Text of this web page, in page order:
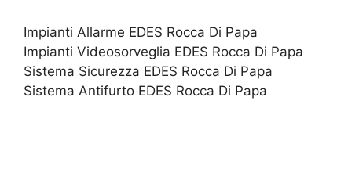
Impianti Allarme EDES Rocca Di Papa
Impianti Videosorveglia EDES Rocca Di Papa
Sistema Sicurezza EDES Rocca Di Papa
Sistema Antifurto EDES Rocca Di Papa